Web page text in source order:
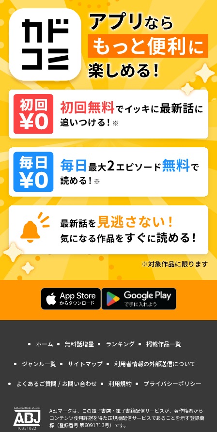
ホーム 無料話増量 ランキング 掲載作品一覧
ジャンル一覧 サイトマップ 利用者情報の外部送信について
よくあるご質問 / お問い合わせ 利用規約 プライバシーポリシー
ABJマークは、この電子書店・電子書籍配信サービスが、著作権者から
コンテンツ使用許諾を得た正規版配信サービスであることを示す登録商
標（登録番号 第6091713号）です。